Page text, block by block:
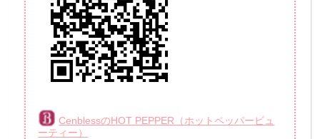
CenblessのHOT PEPPER（ホットペッパービュ
ーティー）